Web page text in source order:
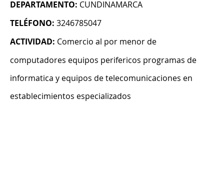
DEPARTAMENTO: CUNDINAMARCA
TELÉFONO: 3246785047
ACTIVIDAD: Comercio al por menor de
computadores equipos perifericos programas de
informatica y equipos de telecomunicaciones en
establecimientos especializados